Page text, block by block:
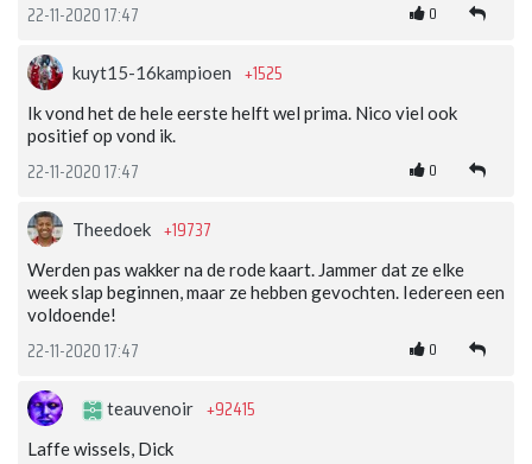
22-11-2020 17:47 0
kuyt15-16kampioen +1525
Ik vond het de hele eerste helft wel prima. Nico viel ook
positief op vond ik.
22-11-2020 17:47 0
Theedoek +19737
Werden pas wakker na de rode kaart. Jammer dat ze elke
week slap beginnen, maar ze hebben gevochten. Iedereen een
voldoende!
22-11-2020 17:47 0
teauvenoir +92415
Laffe wissels, Dick